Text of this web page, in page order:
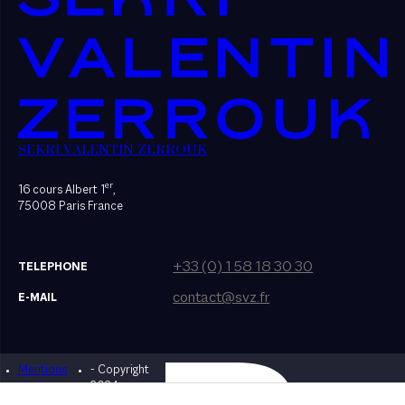
SEKRI VALENTIN ZERROUK
16 cours Albert 1er,
75008 Paris France
TELEPHONE +33 (0) 1 58 18 30 30
E-MAIL contact@svz.fr
Mentions
légales
- Copyright
2024
Designed by Bonhomme